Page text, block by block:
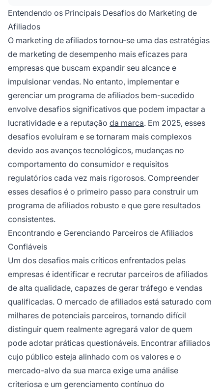
resolver essas questões e otimizar as
operações do programa.
Entendendo os Principais Desafios do Marketing de
Afiliados
O marketing de afiliados tornou-se uma das estratégias
de marketing de desempenho mais eficazes para
empresas que buscam expandir seu alcance e
impulsionar vendas. No entanto, implementar e
gerenciar um programa de afiliados bem-sucedido
envolve desafios significativos que podem impactar a
lucratividade e a reputação da marca. Em 2025, esses
desafios evoluíram e se tornaram mais complexos
devido aos avanços tecnológicos, mudanças no
comportamento do consumidor e requisitos
regulatórios cada vez mais rigorosos. Compreender
esses desafios é o primeiro passo para construir um
programa de afiliados robusto e que gere resultados
consistentes.
Encontrando e Gerenciando Parceiros de Afiliados
Confiáveis
Um dos desafios mais críticos enfrentados pelas
empresas é identificar e recrutar parceiros de afiliados
de alta qualidade, capazes de gerar tráfego e vendas
qualificadas. O mercado de afiliados está saturado com
milhares de potenciais parceiros, tornando difícil
distinguir quem realmente agregará valor de quem
pode adotar práticas questionáveis. Encontrar afiliados
cujo público esteja alinhado com os valores e o
mercado-alvo da sua marca exige uma análise
criteriosa e um gerenciamento contínuo do